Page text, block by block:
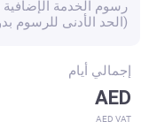
رسوم الخدمة
(الحد الأدنى للرسوم بدون
إجمالي أيام
AED
AED VAT